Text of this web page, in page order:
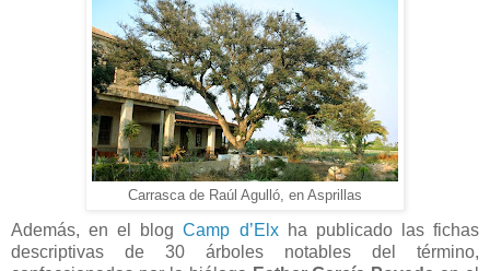
Carrasca de Raúl Agulló, en Asprillas
Además, en el blog Camp d’Elx ha publicado las fichas
descriptivas de 30 árboles notables del término,